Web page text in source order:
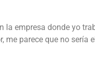
la empresa donde yo
me parece que no sería